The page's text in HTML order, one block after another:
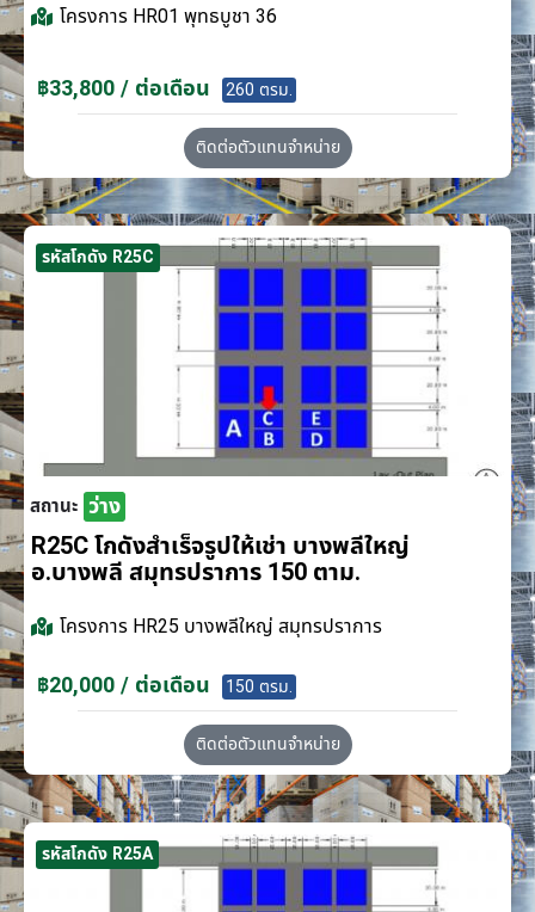
โครงการ HR01 พุทธบูชา 36
฿33,800 / ต่อเดือน 260 ตรม.
ติดต่อตัวแทนจำหน่าย
รหัสโกดัง R25C
สถานะ ว่าง
R25C โกดังสำเร็จรูปให้เช่า บางพลีใหญ่
อ.บางพลี สมุทรปราการ 150 ตาม.
โครงการ HR25 บางพลีใหญ่ สมุทรปราการ
฿20,000 / ต่อเดือน 150 ตรม.
ติดต่อตัวแทนจำหน่าย
รหัสโกดัง R25A